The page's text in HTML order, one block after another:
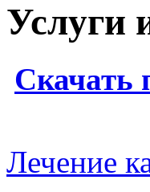
Услуги
Скачать
Лечение